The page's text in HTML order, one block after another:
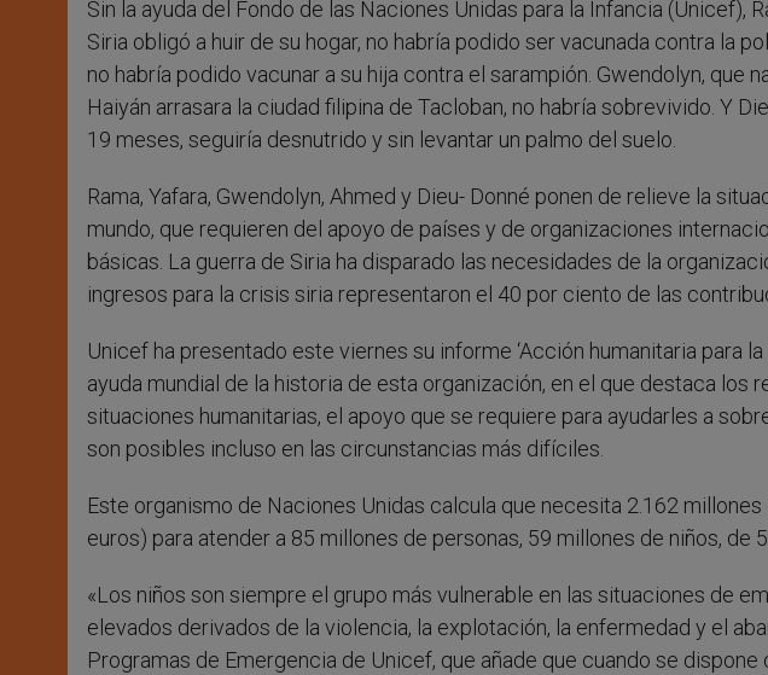
r
Sin la ayuda del Fondo de las Naciones Unidas para la Infancia (Unicef),
Siria obligó a huir de su hogar, no habría podido ser vacunada contra la
no habría podido vacunar a su hija contra el sarampión. Gwendolyn, que
Haiyán arrasara la ciudad filipina de Tacloban, no habría sobrevivido. Y
19 meses, seguiría desnutrido y sin levantar un palmo del suelo.
Rama, Yafara, Gwendolyn, Ahmed y Dieu- Donné ponen de relieve la
mundo, que requieren del apoyo de países y de organizaciones
básicas. La guerra de Siria ha disparado las necesidades de la
ingresos para la crisis siria representaron el 40 por ciento de las
Unicef ha presentado este viernes su informe ‘Acción humanitaria para
ayuda mundial de la historia de esta organización, en el que destaca los
situaciones humanitarias, el apoyo que se requiere para ayudarles a
son posibles incluso en las circunstancias más difíciles.
Este organismo de Naciones Unidas calcula que necesita 2.162
euros) para atender a 85 millones de personas, 59 millones de niños, de
«Los niños son siempre el grupo más vulnerable en las situaciones de
elevados derivados de la violencia, la explotación, la enfermedad y el
Programas de Emergencia de Unicef, que añade que cuando se